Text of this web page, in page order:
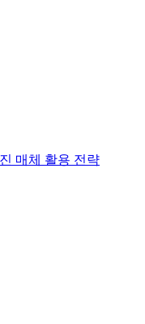
매체 활용 전략